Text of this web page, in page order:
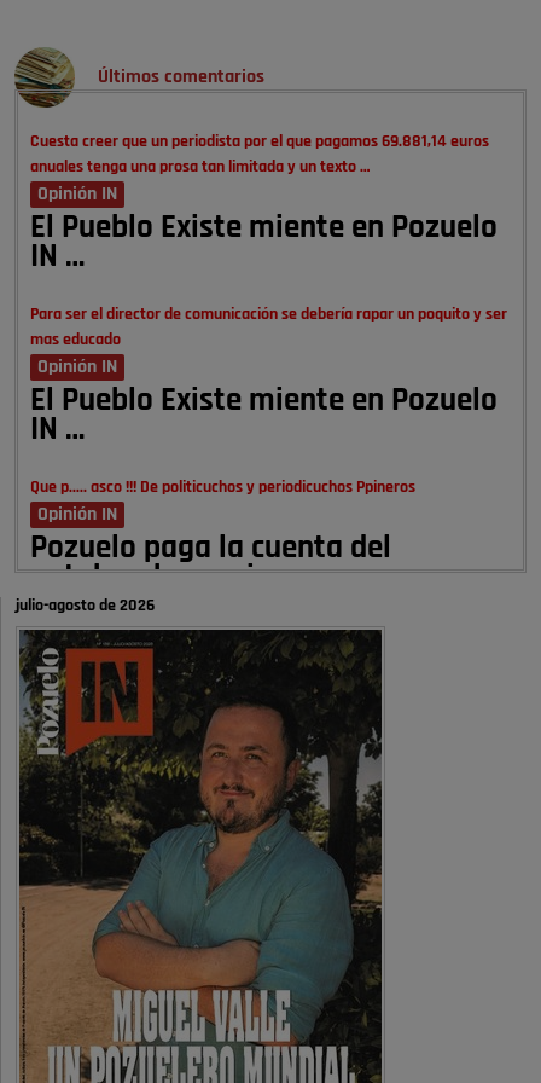
Últimos comentarios
Cuesta creer que un periodista por el que pagamos 69.881,14 euros
anuales tenga una prosa tan limitada y un texto …
Opinión IN
El Pueblo Existe miente en Pozuelo
IN …
Para ser el director de comunicación se debería rapar un poquito y ser
mas educado
Opinión IN
El Pueblo Existe miente en Pozuelo
IN …
Que p..... asco !!! De politicuchos y periodicuchos Ppineros
Opinión IN
Pozuelo paga la cuenta del
autobombo: casi …
Señora Alcaldesa Ud no ha vivido nunca en Pozuelo , pero yo si desde
hace más de 60 años , …
Pozuelo de Alarcón
Quejas por el deterioro de la
limpieza …
A ver si es posible que haya vivienda para familias con hijos y no
solamente jóvenes que no es tan …
Pozuelo de Alarcón
Pozuelo desbloquea
definitivamente Huerta Grande: las
obras …
Donde pueden inscribirse las personas empadronados en Pozuelo para
la vivienda asequible .
Pozuelo de Alarcón
julio-agosto de 2026